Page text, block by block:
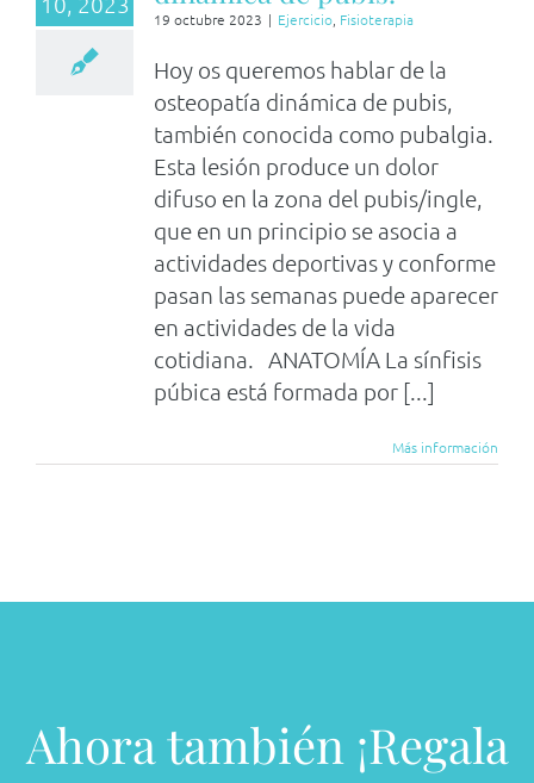
19 octubre 2023 | Ejercicio Fisioterapia
Hoy os queremos hablar de la
osteopatía dinámica de pubis,
también conocida como pubalgia.
Esta lesión produce un dolor
difuso en la zona del pubis/ingle,
que en un principio se asocia a
actividades deportivas y conforme
pasan las semanas puede aparecer
en actividades de la vida
cotidiana. ANATOMÍA La sínfisis
púbica está formada por [...]
Más información
Ahora también ¡Regala